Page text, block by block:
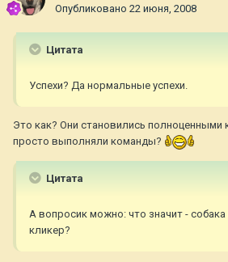
Опубликовано 22 июня, 2008
Цитата
Успехи? Да нормальные успехи.
Это как? Они становились полноценными
просто выполняли команды?
Цитата
А вопросик можно: что значит -
кликер?